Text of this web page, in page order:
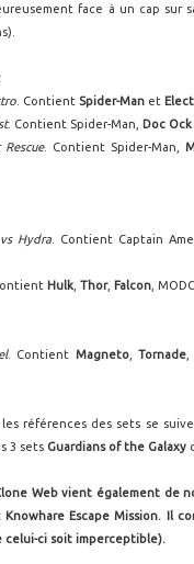
face à un cap
. Contient Spider-Man et
. Contient Spider-Man, Doc Ock
. Contient Spider-Man,
Hydra . Contient Captain
Hulk Thor, Falcon ,
. Contient Magneto, Tornade
les références des sets se
3 sets Guardians of the Galaxy
Web vient également de
Knowhare Escape Mission. Il
celui-ci soit imperceptible).